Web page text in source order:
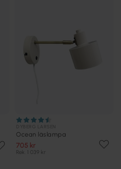
Ocean läslampa
705 kr
Rek. 1 039 kr